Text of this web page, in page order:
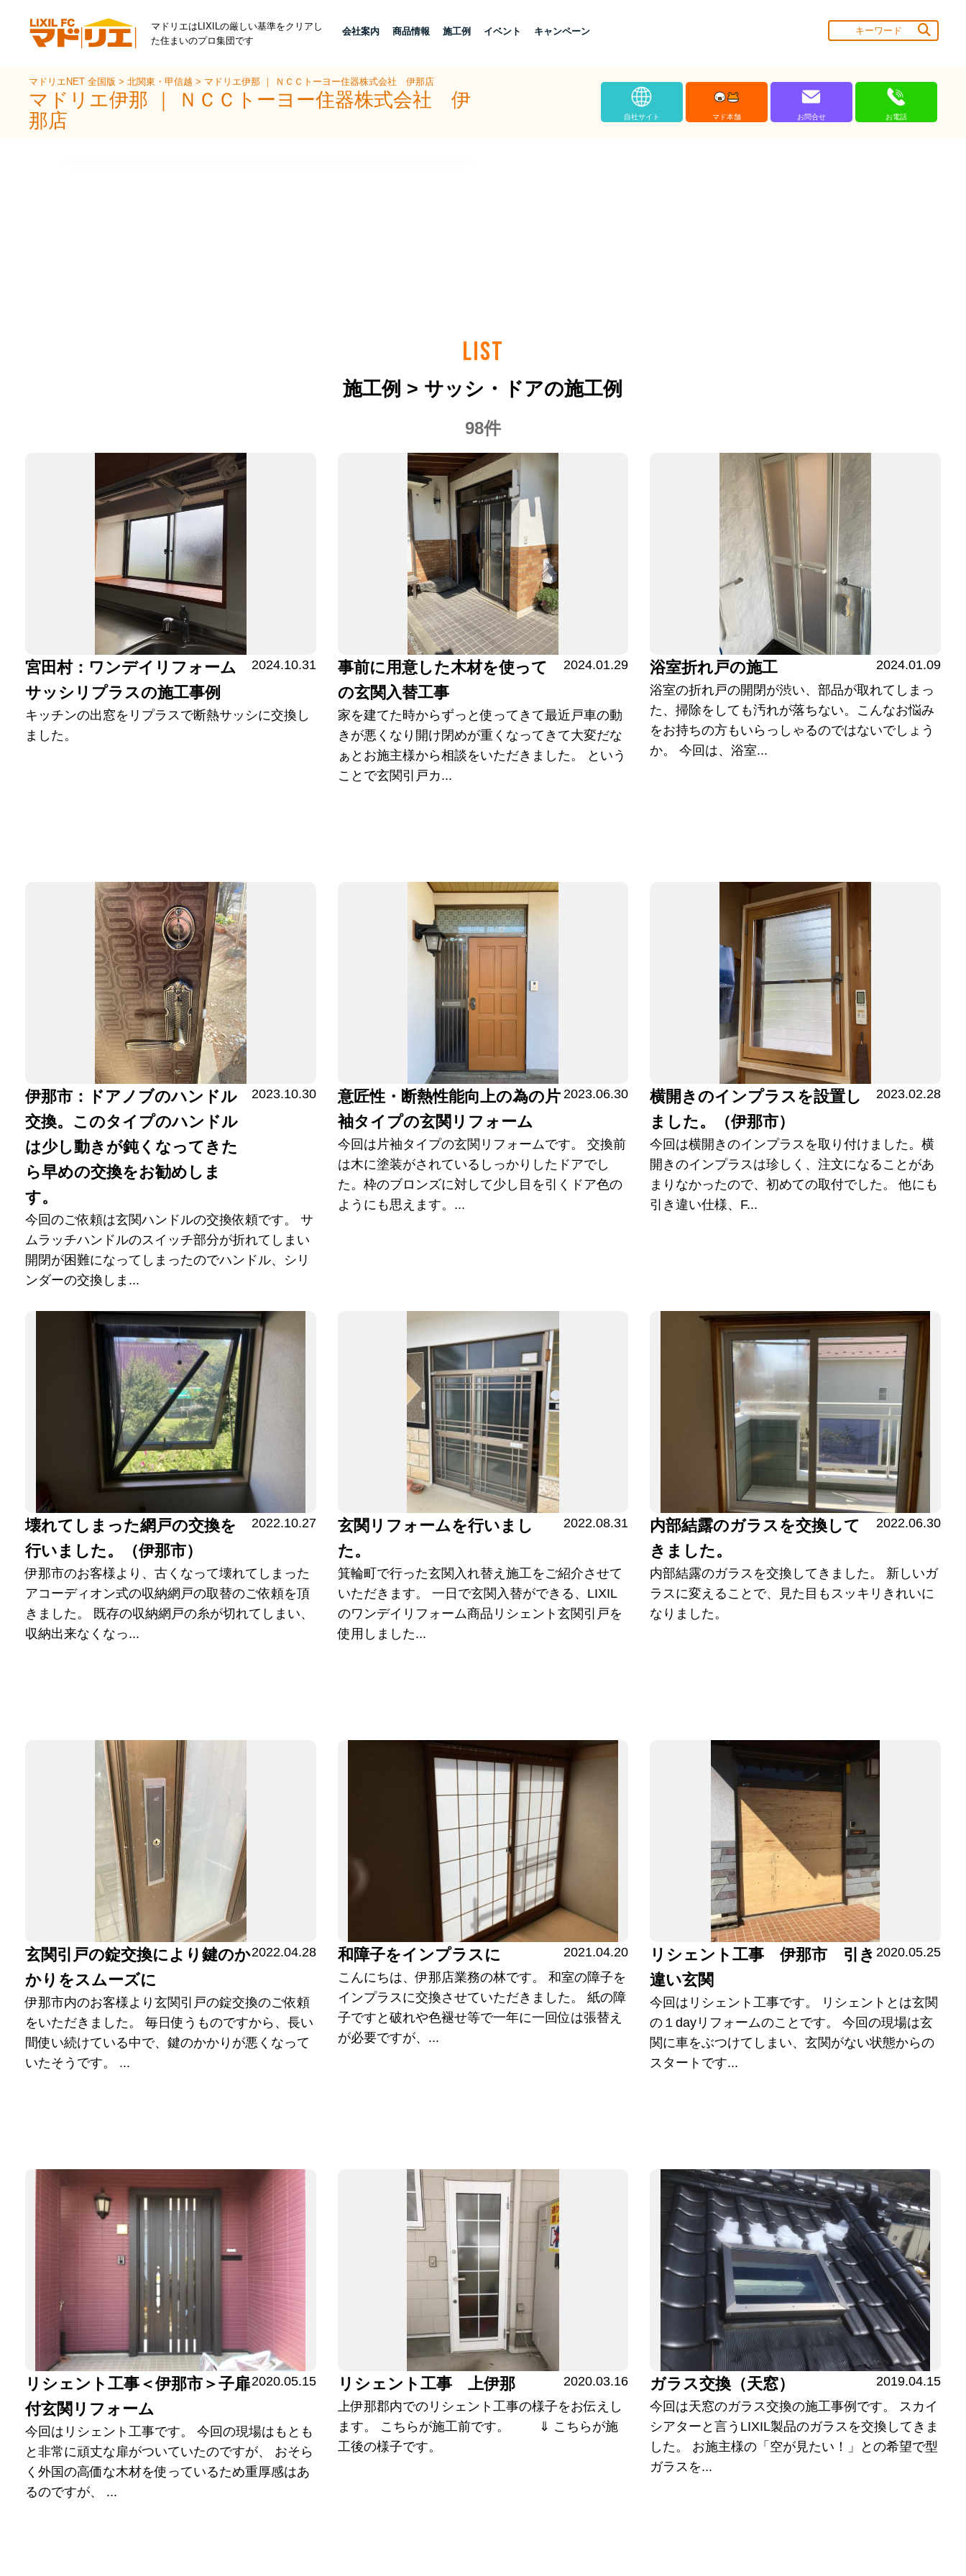
マドリエはLIXILの厳しい基準をクリアし
た住まいのプロ集団です
会社案内 商品情報 施工例 イベント キャンペーン
マドリエNET 全国版>北関東・甲信越> マドリエ伊那 ｜ ＮＣＣトーヨー住器株式会社 伊那店
マドリエ伊那 ｜ ＮＣＣトーヨー住器株式会社 伊
那店
自社サイト マド本舗 お問合せ お電話
LIST
施工例 > サッシ・ドアの施工例
98件
宮田村：ワンデイリフォーム
サッシリプラスの施工事例
2024.10.31
キッチンの出窓をリプラスで断熱サッシに交換し
ました。
事前に用意した木材を使って
の玄関入替工事
2024.01.29
家を建てた時からずっと使ってきて最近戸車の動
きが悪くなり開け閉めが重くなってきて大変だな
ぁとお施主様から相談をいただきました。 という
ことで玄関引戸カ...
浴室折れ戸の施工
2024.01.09
浴室の折れ戸の開閉が渋い、部品が取れてしまっ
た、掃除をしても汚れが落ちない。こんなお悩み
をお持ちの方もいらっしゃるのではないでしょう
か。 今回は、浴室...
伊那市：ドアノブのハンドル
交換。このタイプのハンドル
は少し動きが鈍くなってきた
ら早めの交換をお勧めしま
す。
2023.10.30
今回のご依頼は玄関ハンドルの交換依頼です。 サ
ムラッチハンドルのスイッチ部分が折れてしまい
開閉が困難になってしまったのでハンドル、シリ
ンダーの交換しま...
意匠性・断熱性能向上の為の片
袖タイプの玄関リフォーム
2023.06.30
今回は片袖タイプの玄関リフォームです。 交換前
は木に塗装がされているしっかりしたドアでし
た。枠のブロンズに対して少し目を引くドア色の
ようにも思えます。...
横開きのインプラスを設置し
ました。（伊那市）
2023.02.28
今回は横開きのインプラスを取り付けました。横
開きのインプラスは珍しく、注文になることがあ
まりなかったので、初めての取付でした。 他にも
引き違い仕様、F...
壊れてしまった網戸の交換を
行いました。（伊那市）
2022.10.27
伊那市のお客様より、古くなって壊れてしまった
アコーディオン式の収納網戸の取替のご依頼を頂
きました。 既存の収納網戸の糸が切れてしまい、
収納出来なくなっ...
玄関リフォームを行いまし
た。
2022.08.31
箕輪町で行った玄関入れ替え施工をご紹介させて
いただきます。 一日で玄関入替ができる、LIXIL
のワンデイリフォーム商品リシェント玄関引戸を
使用しました...
内部結露のガラスを交換して
きました。
2022.06.30
内部結露のガラスを交換してきました。 新しいガ
ラスに変えることで、見た目もスッキリきれいに
なりました。
玄関引戸の錠交換により鍵のか
かりをスムーズに
2022.04.28
伊那市内のお客様より玄関引戸の錠交換のご依頼
をいただきました。 毎日使うものですから、長い
間使い続けている中で、鍵のかかりが悪くなって
いたそうです。 ...
和障子をインプラスに
2021.04.20
こんにちは、伊那店業務の林です。 和室の障子を
インプラスに交換させていただきました。 紙の障
子ですと破れや色褪せ等で一年に一回位は張替え
が必要ですが、...
リシェント工事 伊那市 引き
違い玄関
2020.05.25
今回はリシェント工事です。 リシェントとは玄関
の１dayリフォームのことです。 今回の現場は玄
関に車をぶつけてしまい、玄関がない状態からの
スタートです...
リシェント工事＜伊那市＞子扉
付玄関リフォーム
2020.05.15
今回はリシェント工事です。 今回の現場はもとも
と非常に頑丈な扉がついていたのですが、 おそら
く外国の高価な木材を使っているため重厚感はあ
るのですが、 ...
リシェント工事 上伊那
2020.03.16
上伊那郡内でのリシェント工事の様子をお伝えし
ます。 こちらが施工前です。 ⇓ こちらが施
工後の様子です。
ガラス交換（天窓）
2019.04.15
今回は天窓のガラス交換の施工事例です。 スカイ
シアターと言うLIXIL製品のガラスを交換してきま
した。 お施主様の「空が見たい！」との希望で型
ガラスを...